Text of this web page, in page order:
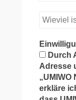
Durch
Adresse
„UMIWO
erkläre